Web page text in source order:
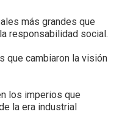
más grandes que
responsabilidad social.
que cambiaron la visión
los imperios que
la era industrial